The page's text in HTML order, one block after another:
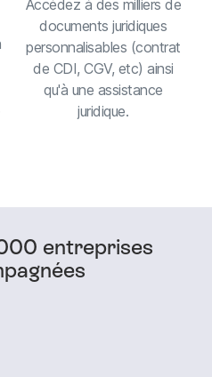
Accédez à des milliers de
documents juridiques
personnalisables (contrat
de CDI, CGV, etc) ainsi
qu'à une assistance
juridique.
entreprises